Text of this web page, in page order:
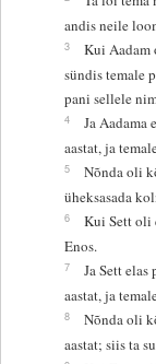
andis neile
3
Kui Aadam
sündis temale
pani sellele
4
Ja Aadama
aastat, ja
5
Nõnda oli
üheksasada
6
Kui Sett oli
Enos.
7
Ja Sett elas
aastat, ja
8
Nõnda oli
aastat; siis ta